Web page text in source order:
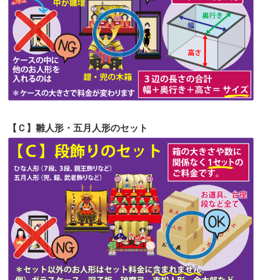
第54回人形供養祭令和4年8月1日(月)
第53回人形供養祭令和4年7月1日(金)
第52回人形供養祭令和4年5月17日(火)
第51回人形供養祭令和4年4月18日(月)
第50回人形供養祭令和4年3月15日(火)
第49回人形供養祭令和4年1月17日(月)
第48回人形供養祭令和3年12月3日(金)
第47回人形供養祭 令和3年10月11日(月)
第46回人形供養祭 令和3年9月13日(月)
第45回人形供養祭令和3年7月12日(月)
第44回人形供養祭令和3年6月3日(木)
第43回人形供養祭令和3年4月23日(金)
【Ｃ】雛人形・五月人形のセット